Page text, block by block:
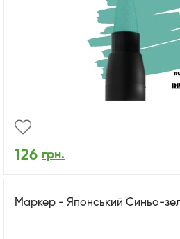
126 грн.
Маркер - Японський Синьо-